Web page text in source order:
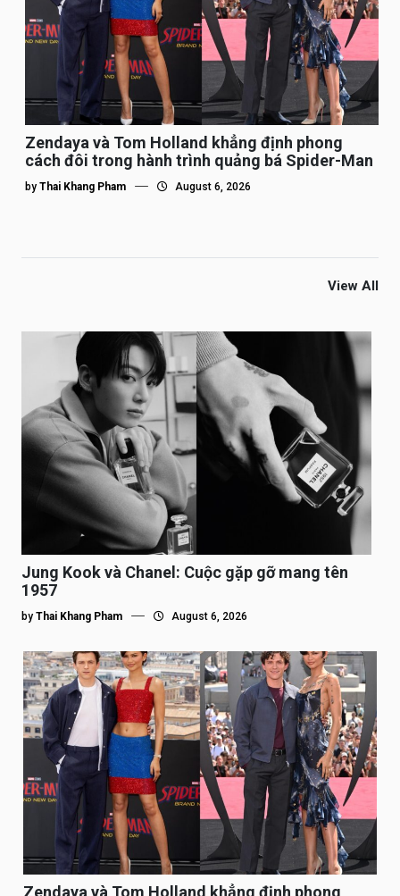
Zendaya và Tom Holland khẳng định phong
cách đôi trong hành trình quảng bá Spider-Man
by Thai Khang Pham August 6, 2026
View All
Jung Kook và Chanel: Cuộc gặp gỡ mang tên
1957
by Thai Khang Pham August 6, 2026
Zendaya và Tom Holland khẳng định phong